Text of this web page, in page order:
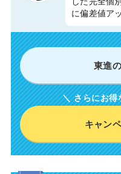
に偏差値ア
東進
キャン